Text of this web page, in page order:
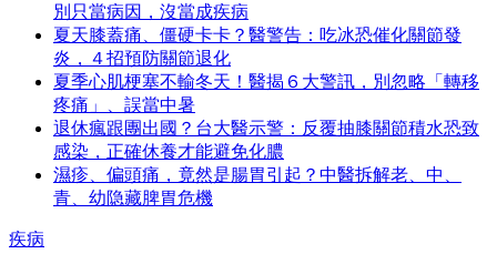
別只當病因，沒當成疾病
夏天膝蓋痛、僵硬卡卡？醫警告：吃冰恐催化關節發
炎，４招預防關節退化
夏季心肌梗塞不輸冬天！醫揭６大警訊，別忽略「轉移
疼痛」、誤當中暑
退休瘋跟團出國？台大醫示警：反覆抽膝關節積水恐致
感染，正確休養才能避免化膿
濕疹、偏頭痛，竟然是腸胃引起？中醫拆解老、中、
青、幼隐藏脾胃危機
疾病